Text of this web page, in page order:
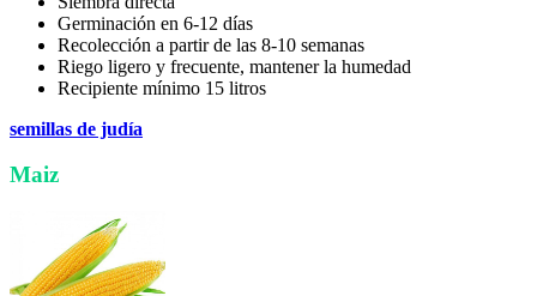
Germinación en 6-12 días
Recolección a partir de las 8-10 semanas
Riego ligero y frecuente, mantener la humedad
Recipiente mínimo 15 litros
semillas de judía
Maiz